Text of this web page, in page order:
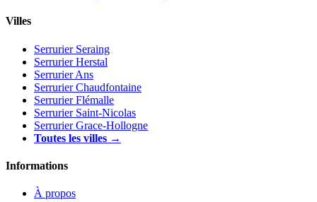
Villes
Serrurier Seraing
Serrurier Herstal
Serrurier Ans
Serrurier Chaudfontaine
Serrurier Flémalle
Serrurier Saint-Nicolas
Serrurier Grace-Hollogne
Toutes les villes →
Informations
À propos